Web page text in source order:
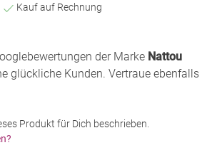
Kauf auf Rechnung
der Marke Nattou
glückliche Kunden. Vertraue ebenfalls
Produkt für Dich beschrieben.